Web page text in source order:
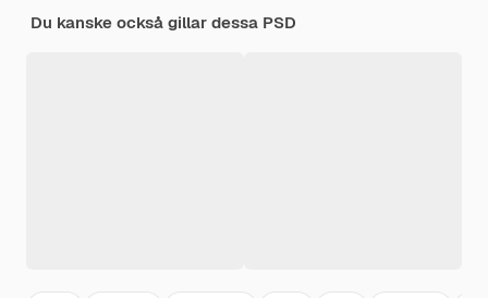
Du kanske också gillar dessa PSD